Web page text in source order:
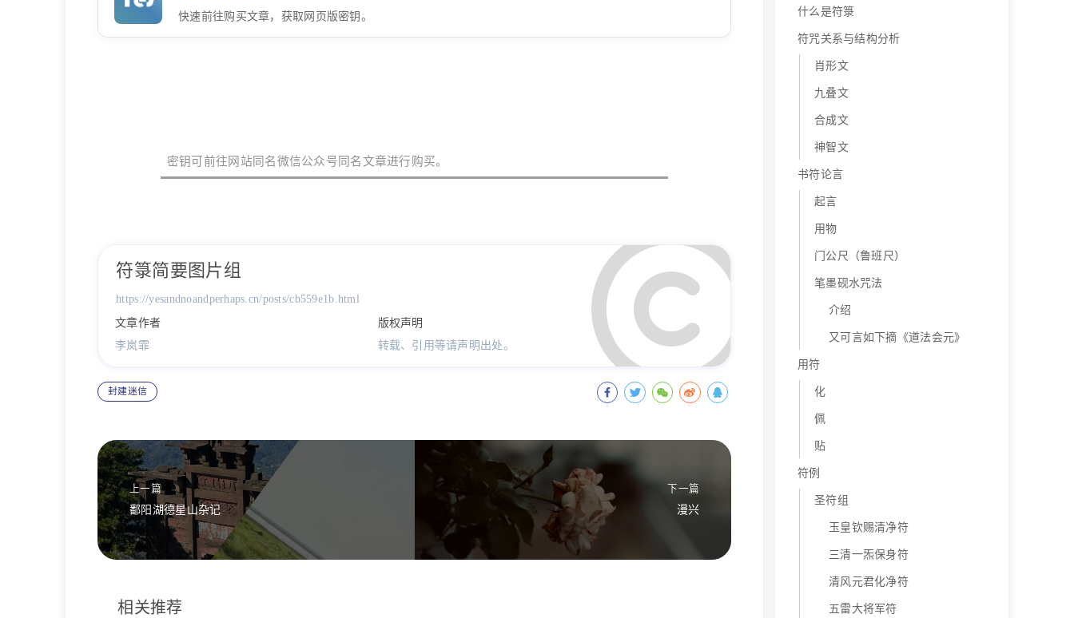
快速前往购买文章，获取网页版密钥。
密钥可前往网站同名微信公众号同名文章进行购买。
符箓简要图片组
https://yesandnoandperhaps.cn/posts/cb559e1b.html
文章作者
李岚霏
版权声明
转载、引用等请声明出处。
封建迷信
上一篇
鄱阳湖德星山杂记
下一篇
漫兴
相关推荐
什么是符箓
符咒关系与结构分析
肖形文
九叠文
合成文
神智文
书符论言
起言
用物
门公尺（鲁班尺）
笔墨砚水咒法
介绍
又可言如下摘《道法会元》
用符
化
佩
贴
符例
圣符组
玉皇钦赐清净符
三清一炁保身符
清风元君化净符
五雷大将军符